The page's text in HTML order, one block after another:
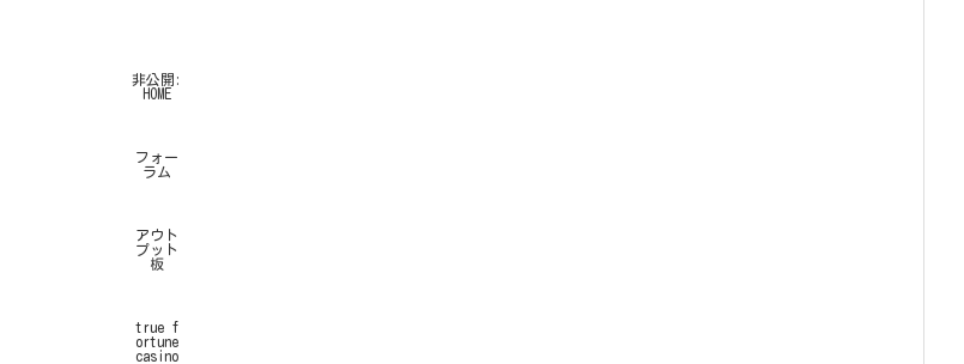
非公開:
HOME
フォー
ラム
アウト
プット
板
true f
ortune
casino